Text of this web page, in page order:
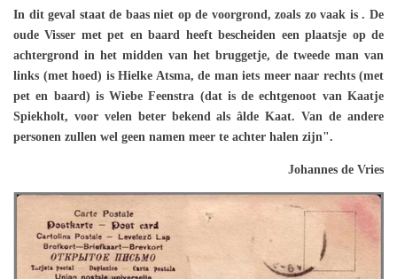
In dit geval staat de baas niet op de voorgrond, zoals zo vaak is . De
oude Visser met pet en baard heeft bescheiden een plaatsje op de
achtergrond in het midden van het bruggetje, de tweede man van
links (met hoed) is Hielke Atsma, de man iets meer naar rechts (met
pet en baard) is Wiebe Feenstra (dat is de echtgenoot van Kaatje
Spiekholt, voor velen beter bekend als âlde Kaat. Van de andere
personen zullen wel geen namen meer te achter halen zijn".
Johannes de Vries